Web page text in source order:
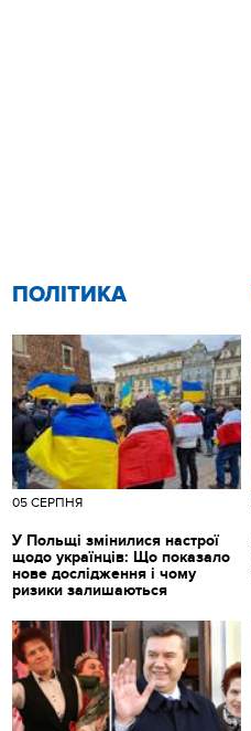
ПОЛІТИКА
05 СЕРПНЯ
У Польщі змінилися настрої
щодо українців: Що показало
нове дослідження і чому
ризики залишаються